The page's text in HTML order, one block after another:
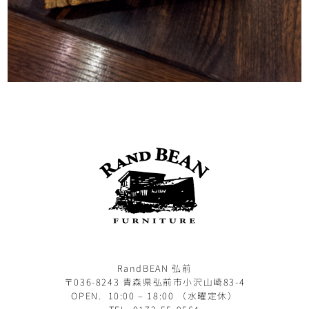
RandBEAN 弘前
〒036-8243 青森県弘前市小沢山崎83-4
OPEN. 10:00 – 18:00 （水曜定休）